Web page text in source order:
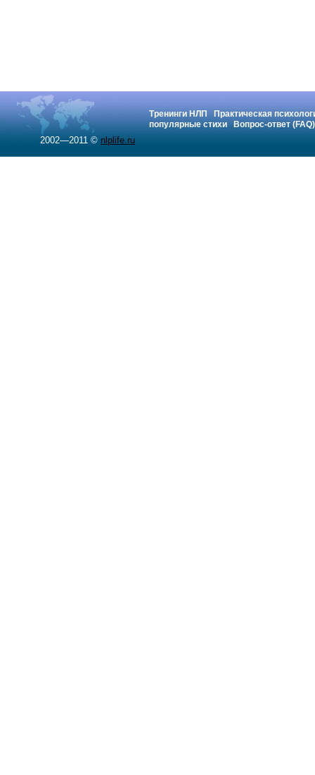
Тренинги НЛП
Практическая
популярные стихи
Вопрос-ответ (FAQ)
2002—2011 © nlplife.ru